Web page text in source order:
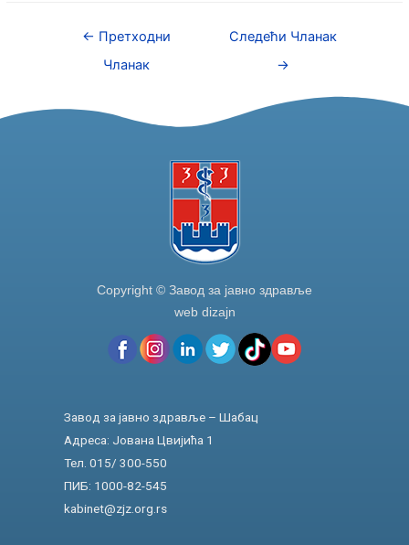
e
b
o
er e
← Претходни
Чланак
Следећи Чланак
→
Copyright © Завод за јавно здравље
web dizajn
Завод за јавно здравље – Шабац
Адреса: Јована Цвијића 1
Тел. 015/ 300-550
ПИБ: 1000-82-545
kabinet@zjz.org.rs